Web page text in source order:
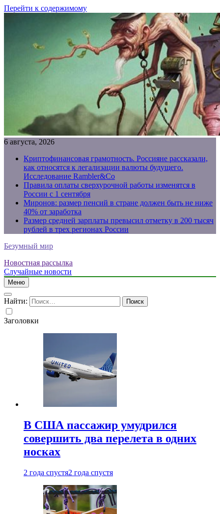
Перейти к содержимому
6 августа, 2026
Криптофинансовая грамотность. Россияне рассказали,
как относятся к легализации валюты будущего.
Исследование Rambler&Co
Правила оплаты сверхурочной работы изменятся в
России с 1 сентября
Миронов: размер пенсий в стране должен быть не ниже
40% от заработка
Размер средней зарплаты превысил отметку в 200 тысяч
рублей в трех регионах России
Безумный мир
Новостная рассылка
Случайные новости
Меню
Найти:
Заголовки
В США пассажир умудрился
совершить два перелета в одних
носках
2 года спустя2 года спустя